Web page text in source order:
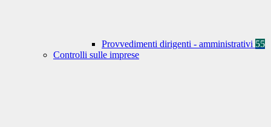
Provvedimenti dirigenti - amministrativi 55
Controlli sulle imprese